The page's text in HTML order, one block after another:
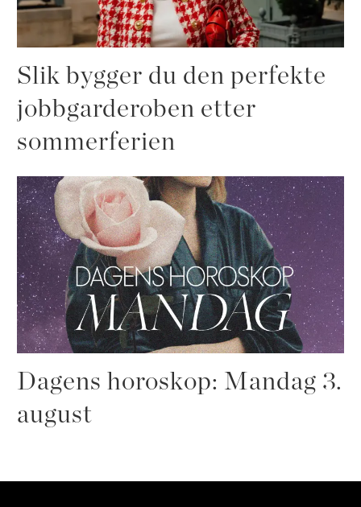
Slik bygger du den perfekte
jobbgarderoben etter
sommerferien
Dagens horoskop: Mandag 3.
august